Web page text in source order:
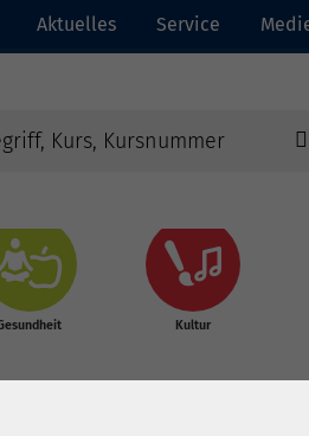
Aktuelles Service
Kultur